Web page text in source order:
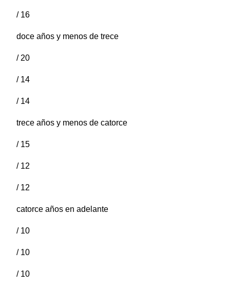
/ 16
doce años y menos de trece
/ 20
/ 14
/ 14
trece años y menos de catorce
/ 15
/ 12
/ 12
catorce años en adelante
/ 10
/ 10
/ 10